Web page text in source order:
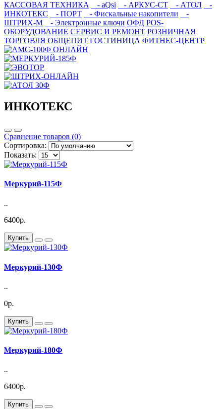
КАССОВАЯ ТЕХНИКА
- aQsi - АРКУС-СТ - АТОЛ
-
ИНКОТЕКС
- ПОРТ - Фискальные накопители
-
ШТРИХ-М
- Электронные ключи ОФД POS-
ОБОРУДОВАНИЕ СЕРВИС И РЕМОНТ РОЗНИЧНАЯ
ТОРГОВЛЯ ОБЩЕПИТ ГОСТИНИЦА ФИТНЕС-ЦЕНТР
ИНКОТЕКС
Сравнение товаров (0)
Сортировка:
Показать:
Меркурий-115Ф
..
6400р.
Купить
Меркурий-130Ф
..
0р.
Купить
Меркурий-180Ф
..
6400р.
Купить